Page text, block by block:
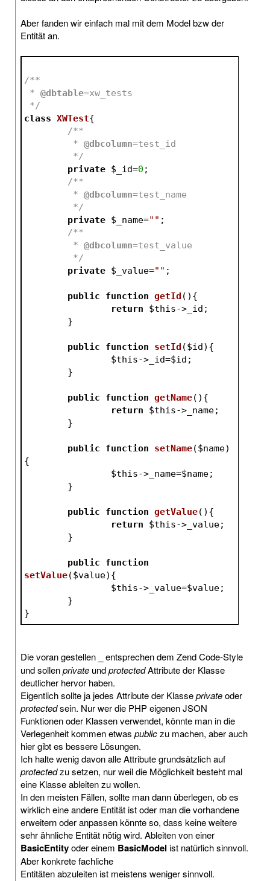
Aber fanden wir einfach mal mit dem Model bzw der
Entität an.
/**
* @dbtable=xw_tests
*/
class XWTest{
/**
	 *
@dbcolumn=test_id
	 */
private $_id=0 ;
/**
	 *
@dbcolumn=test_name
	 */
private $_name="" ;
/**
	 *
@dbcolumn=test_value
	 */
private $_value="" ;
public function getId () {
return
$this->_id;
	}
public function setId ($id) {
$this->_id=$id ;
	}
public function getName() {
return
$this->_name;
	}
public function setName($name)
{
$this->_name=$name;
	}
public function getValue() {
return
$this->_value;
	}
public
function
setValue($value) {
$this->_value=$value;
	}
}
Die voran gestellen
entsprechen dem Zend Code-Style
und sollenprivate undprotectedAttribute der Klasse
deutlicher hervor haben.
Eigentlich sollte ja jedes Attribute der Klasseprivateoder
protectedsein. Nur wer die PHP eigenen JSON
Funktionen oder Klassen verwendet, könnte man in die
Verlegenheit kommen etwas publiczu machen, aber auch
hier gibt es bessere Lösungen.
Ich halte wenig davon alle Attribute grundsätzlich auf
protectedzu setzen, nur weil die Möglichkeit besteht mal
eine Klasse ableiten zu wollen.
In den meisten Fällen, sollte man dann überlegen, ob es
wirklich eine andere Entität ist oder man die vorhandene
erweitern oder anpassen könnte so, dass keine weitere
sehr ähnliche Entität nötig wird. Ableiten von einer
BasicEntityoder einem BasicModel ist natürlich sinnvoll.
Aber konkrete fachliche
Entitäten abzuleiten ist meistens weniger sinnvoll.